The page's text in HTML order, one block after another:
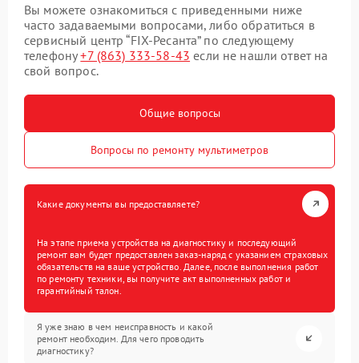
Вы можете ознакомиться с приведенными ниже
часто задаваемыми вопросами, либо обратиться в
сервисный центр “FIX-Ресанта” по следующему
телефону+7 (863) 333-58-43 если не нашли ответ на
свой вопрос.
Общие вопросы
Вопросы по ремонту мультиметров
Какие документы вы предоставляете?
На этапе приема устройства на диагностику и последующий
ремонт вам будет предоставлен заказ-наряд с указанием страховых
обязательств на ваше устройство. Далее, после выполнения работ
по ремонту техники, вы получите акт выполненных работ и
гарантийный талон.
Я уже знаю в чем неисправность и какой
ремонт необходим. Для чего проводить
диагностику?